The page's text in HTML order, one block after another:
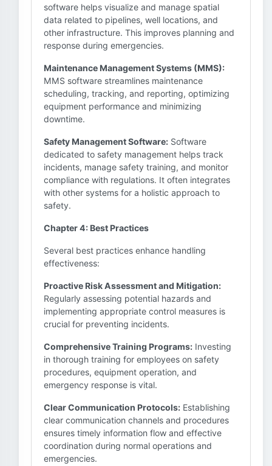
software helps visualize and manage spatial
data related to pipelines, well locations, and
other infrastructure. This improves planning and
response during emergencies.
Maintenance Management Systems (MMS):
MMS software streamlines maintenance
scheduling, tracking, and reporting, optimizing
equipment performance and minimizing
downtime.
Safety Management Software: Software
dedicated to safety management helps track
incidents, manage safety training, and monitor
compliance with regulations. It often integrates
with other systems for a holistic approach to
safety.
Chapter 4: Best Practices
Several best practices enhance handling
effectiveness:
Proactive Risk Assessment and Mitigation:
Regularly assessing potential hazards and
implementing appropriate control measures is
crucial for preventing incidents.
Comprehensive Training Programs: Investing
in thorough training for employees on safety
procedures, equipment operation, and
emergency response is vital.
Clear Communication Protocols: Establishing
clear communication channels and procedures
ensures timely information flow and effective
coordination during normal operations and
emergencies.